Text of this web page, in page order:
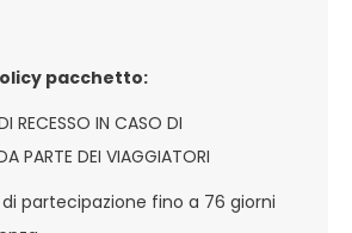
pacchetto:
RECESSO IN CASO DI
PARTE DEI VIAGGIATORI
partecipazione fino a 76 giorni